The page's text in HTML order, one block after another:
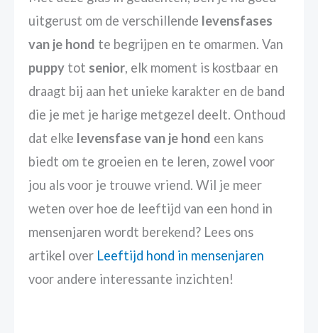
uitgerust om de verschillende levensfases
van je hond te begrijpen en te omarmen. Van
puppy tot senior, elk moment is kostbaar en
draagt bij aan het unieke karakter en de band
die je met je harige metgezel deelt. Onthoud
dat elke levensfase van je hond een kans
biedt om te groeien en te leren, zowel voor
jou als voor je trouwe vriend. Wil je meer
weten over hoe de leeftijd van een hond in
mensenjaren wordt berekend? Lees ons
artikel over Leeftijd hond in mensenjaren
voor andere interessante inzichten!